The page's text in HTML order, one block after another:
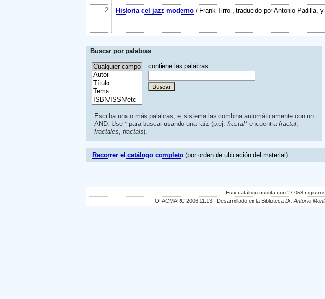
2.
Historia del jazz moderno/ Frank Tirro , traducido por Antonio Padilla,
Buscar por palabras
contiene las palabras:
Escriba una o más palabras; el sistema las combina automáticamente con un
AND. Use * para buscar usando una raíz (p.ej. fractal*encuentra fractal,
fractales fractals).
Recorrer el catálogo completo (por orden de ubicación del material)
Este catálogo cuenta con 27.058
OPACMARC 2006.11.13 · Desarrollado en la Biblioteca Dr. Antonio